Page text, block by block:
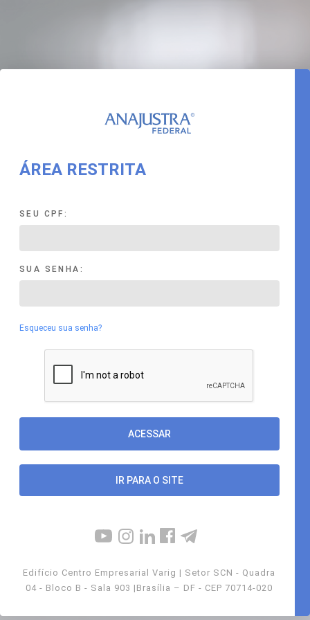
ÁREA RESTRITA
SEU CPF:
SUA SENHA:
Esqueceu sua senha?
IR PARA O SITE
Edifício Centro Empresarial Varig | Setor SCN - Quadra
04 - Bloco B - Sala 903 |Brasília – DF - CEP 70714-020